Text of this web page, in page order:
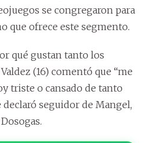
se congregaron para
que ofrece este segmento.
qué gustan tanto los
(16) comentó que “me
triste o cansado de tanto
declaró seguidor de Mangel,